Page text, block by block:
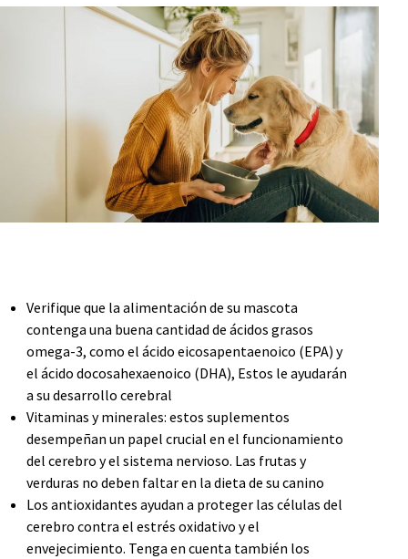
Verifique que la alimentación de su mascota
contenga una buena cantidad de ácidos grasos
omega-3, como el ácido eicosapentaenoico (EPA) y
el ácido docosahexaenoico (DHA), Estos le ayudarán
a su desarrollo cerebral
Vitaminas y minerales: estos suplementos
desempeñan un papel crucial en el funcionamiento
del cerebro y el sistema nervioso. Las frutas y
verduras no deben faltar en la dieta de su canino
Los antioxidantes ayudan a proteger las células del
cerebro contra el estrés oxidativo y el
envejecimiento. Tenga en cuenta también los